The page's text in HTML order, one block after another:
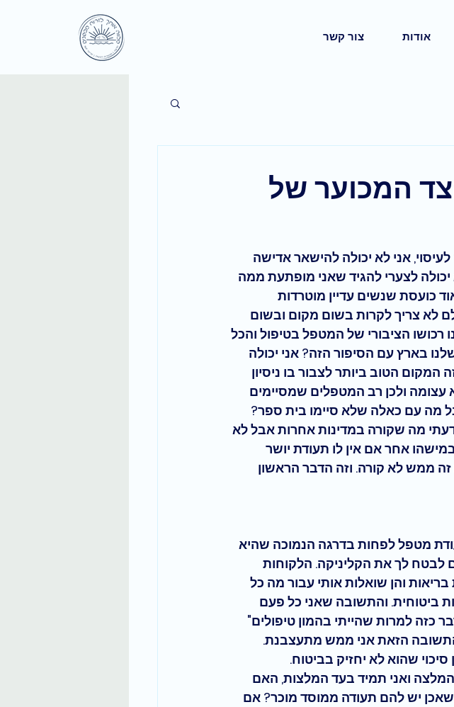
אודות צור קשר
המכוער של
אני לא יכולה להישאר אדישה
לצערי להגיד שאני מופתעת ממה
כועסת שנשים עדיין מוטרדות
לא צריך לקרות בשום מקום ובשום
רכושו הציבורי של המטפל בטיפול והכל
בארץ עם הסיפור הזה? אני יכולה
הטוב ביותר לצבור בו ניסיון
עצומה ולכן רב המטפלים שמסיימים
מה עם כאלה שלא סיימו בית ספר?
מה שקורה במדינות אחרות אבל לא
אחר אם אין לו תעודת יושר
ממש לא קורה. וזה הדבר הראשון
מטפל לפחות בדרגה הנמוכה שהיא
לך את הקליניקה. הלקוחות
והן שואלות אותי עבור מה כל
ביטוחית. והתשובה שאני כל פעם
למרות שהייתי בהמון טיפולים"
הזאת אני ממש מתעצבנת.
שהוא לא יחזיק בביטוח.
ואני תמיד בעד המלצות, האם
יש להם תעודה ממוסד מוכר? אם